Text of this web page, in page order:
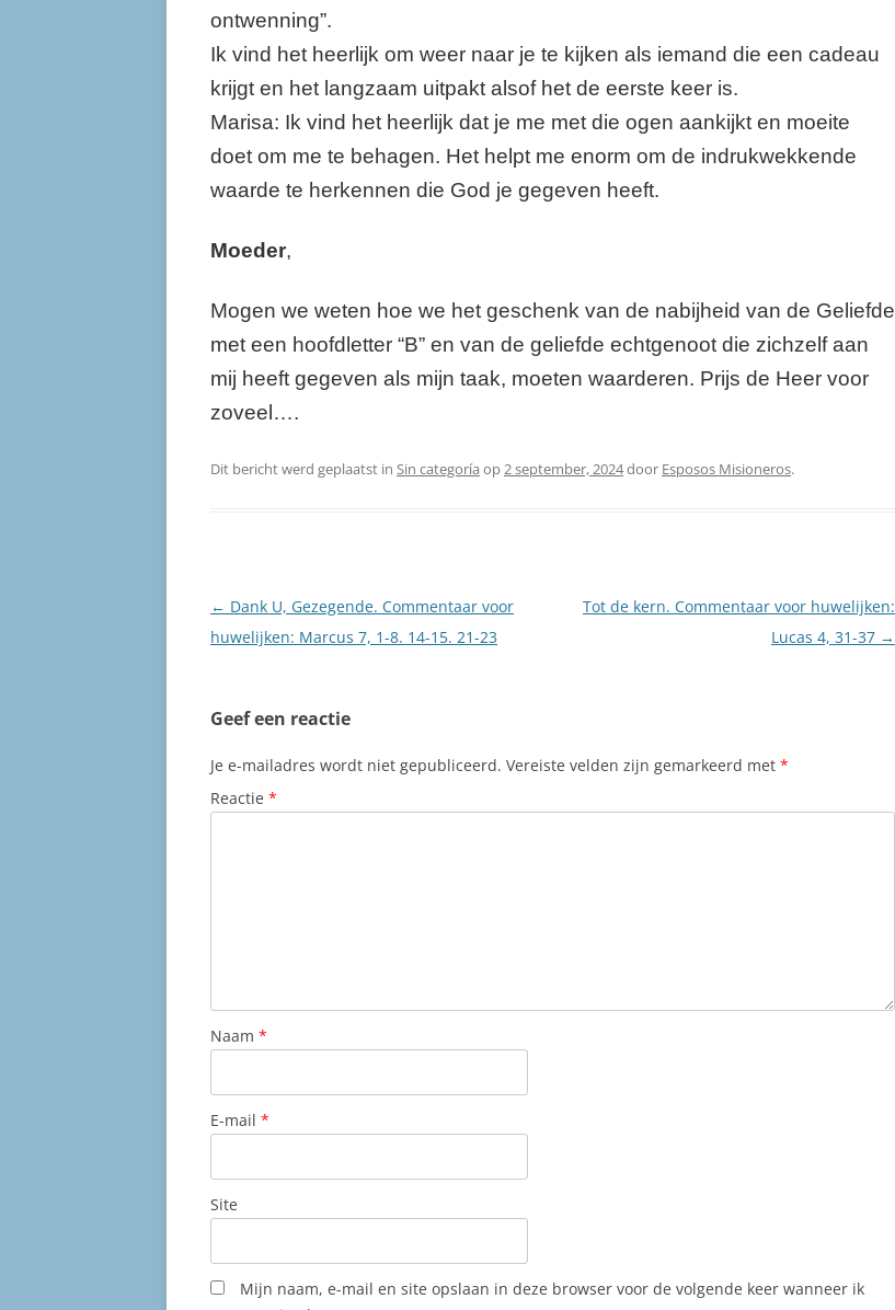
ontwenning”.
Ik vind het heerlijk om weer naar je te kijken als iemand die een cadeau
krijgt en het langzaam uitpakt alsof het de eerste keer is.
Marisa: Ik vind het heerlijk dat je me met die ogen aankijkt en moeite
doet om me te behagen. Het helpt me enorm om de indrukwekkende
waarde te herkennen die God je gegeven heeft.
Moeder,
Mogen we weten hoe we het geschenk van de nabijheid van de Geliefde
met een hoofdletter “B” en van de geliefde echtgenoot die zichzelf aan
mij heeft gegeven als mijn taak, moeten waarderen. Prijs de Heer voor
zoveel….
Dit bericht werd geplaatst in Sin categoría op2 september, 2024door Esposos Misioneros.
Berichtnavigatie
← Dank U, Gezegende. Commentaar voor
huwelijken: Marcus 7, 1-8. 14-15. 21-23
Tot de kern. Commentaar voor huwelijken:
Lucas 4, 31-37 →
Geef een reactie
Je e-mailadres wordt niet gepubliceerd. Vereiste velden zijn gemarkeerd met *
Reactie *
Naam *
E-mail *
Site
Mijn naam, e-mail en site opslaan in deze browser voor de volgende keer wanneer ik